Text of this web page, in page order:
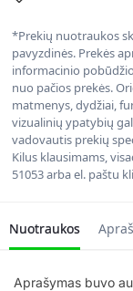
*Prekių nuotraukos
pavyzdinės. Prekės
informacinio
nuo pačios prekės.
matmenys, dydžiai,
vizualinių ypatybių
vadovautis prekių
Kilus klausimams,
51053 arba el. paštu
Nuotraukos
Aprašymas buvo